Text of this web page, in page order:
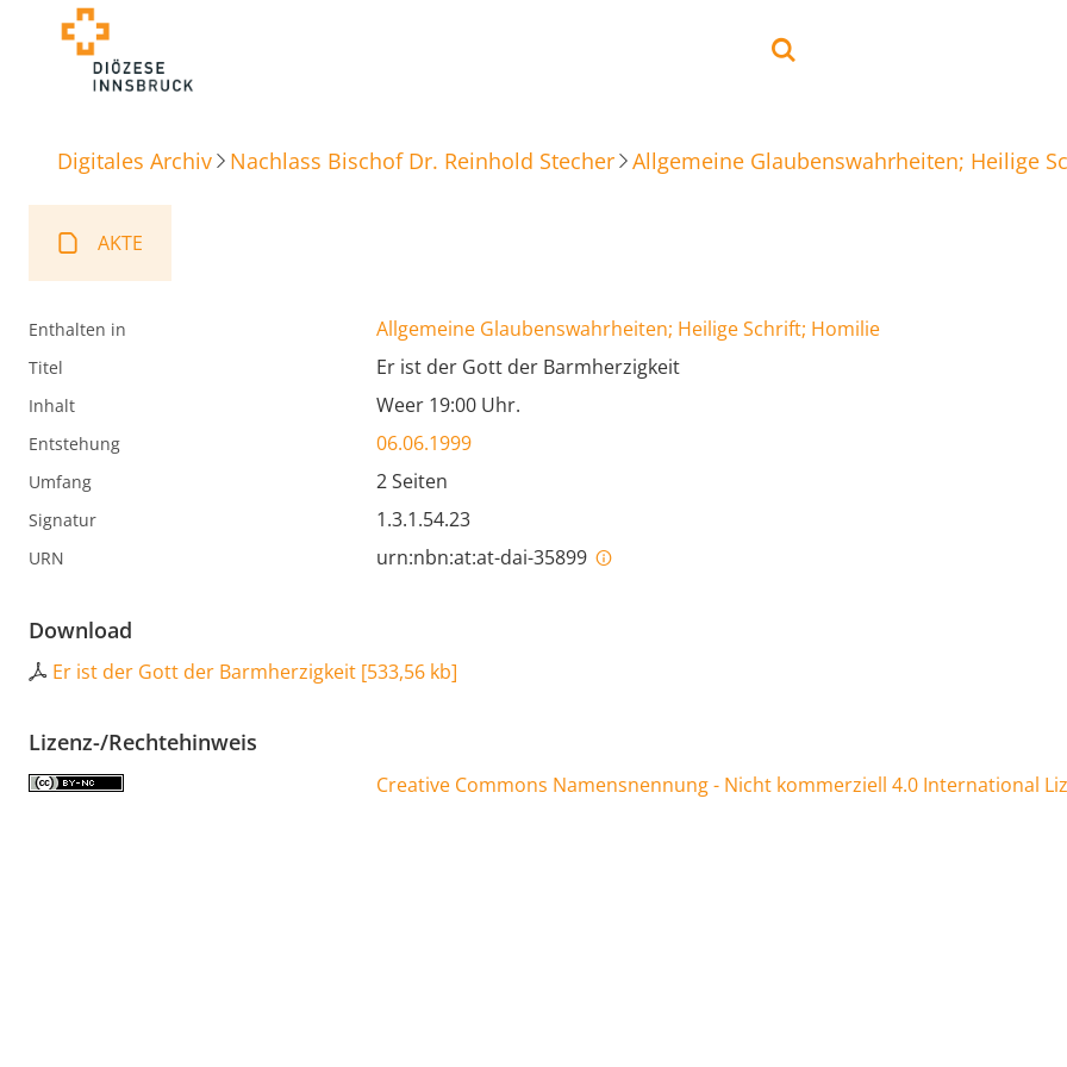
Digitales Archiv Nachlass Bischof Dr. Reinhold Stecher Allgemeine Glaubenswahrheiten; Heilige
AKTE
Enthalten in Allgemeine Glaubenswahrheiten; Heilige Schrift; Homilie
Titel Er ist der Gott der Barmherzigkeit
Inhalt Weer 19:00 Uhr.
Entstehung 06.06.1999
Umfang 2 Seiten
Signatur 1.3.1.54.23
URN urn:nbn:at:at-dai-35899
Download
Er ist der Gott der Barmherzigkeit [533,56 kb]
Lizenz-/Rechtehinweis
Creative Commons Namensnennung - Nicht kommerziell 4.0 International